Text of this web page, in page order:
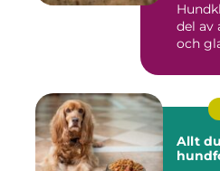
del av
och
Allt